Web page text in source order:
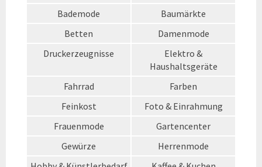
Bademode
Baumärkte
Betten
Damenmode
Druckerzeugnisse
Elektro &
Haushaltsgeräte
Fahrrad
Farben
Feinkost
Foto & Einrahmung
Frauenmode
Gartencenter
Gewürze
Herrenmode